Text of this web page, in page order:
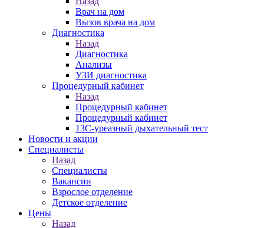
Врач на дом
Вызов врача на дом
Диагностика
Назад
Диагностика
Анализы
УЗИ диагностика
Процедурный кабинет
Назад
Процедурный кабинет
Процедурный кабинет
13С-уреазный дыхательный тест
Новости и акции
Специалисты
Назад
Специалисты
Вакансии
Взрослое отделение
Детское отделение
Цены
Назад